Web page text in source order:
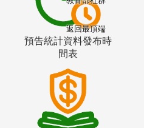
預告統計資料發布時
間表
返回最頂端